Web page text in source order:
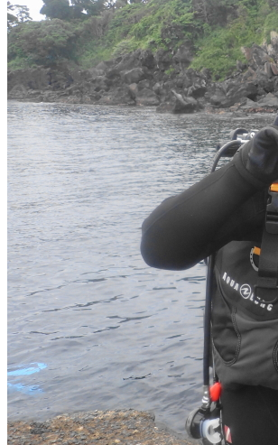
マツカサウオ
マリンダイビングフ
ミナミハコフグｙｇ
メガネスズメダイ幼
モンガラカワハギ
ヤマブキウミウシ
ヨコシマニセモチノ
ラベンダーウミウシ
ワタユキシボリガイ
中学生以上
乳児
伊豆大島ダイビング
伊豆諸島ダイビング
冬の星座
初チ
初潜り
夏の思い出